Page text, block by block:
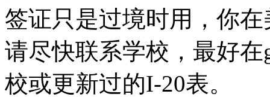
签证只是过境时用，你
请尽快联系学校，最好在
校或更新过的I-20表。